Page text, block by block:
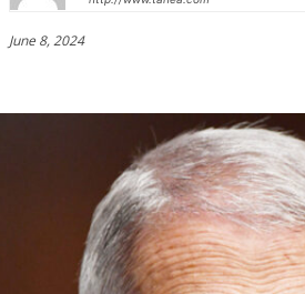
June 8, 2024